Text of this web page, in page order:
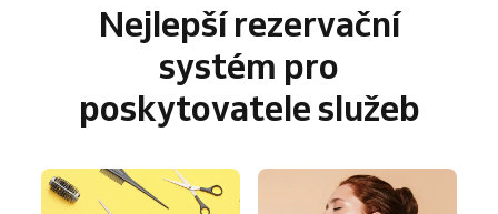
Nejlepší rezervační
systém pro
poskytovatele služeb